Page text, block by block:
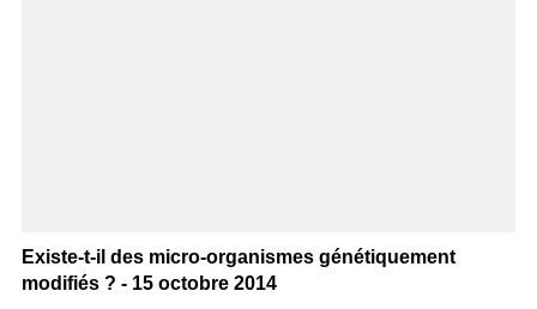
Existe-t-il des micro-organismes génétiquement
modifiés ? - 15 octobre 2014